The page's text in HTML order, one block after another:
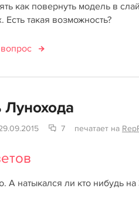
как повернуть модель в
Есть такая возможность?
7 печатает на
А натыкался ли кто нибудь